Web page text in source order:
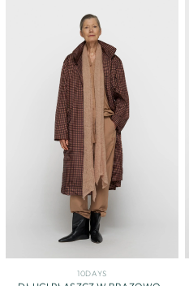
10DAYS